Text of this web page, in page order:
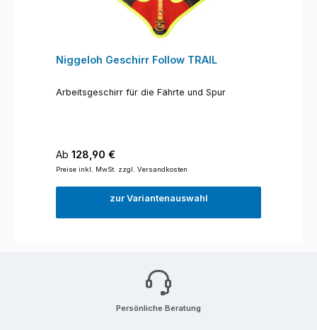
Niggeloh Geschirr Follow TRAIL
Arbeitsgeschirr für die Fährte und Spur
Regulärer Preis:
Ab 128,90 €
Preise inkl. MwSt. zzgl. Versandkosten
zur Variantenauswahl
Persönliche Beratung